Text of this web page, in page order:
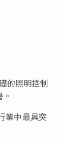
的照明控制
業中最具突